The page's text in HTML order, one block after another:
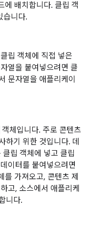
에 배치합니다. 클립 객
습니다.
립 객체에 직접 넣은
열을 붙여넣으려면 클
문자열을 애플리케이
객체입니다. 주로 콘텐츠
하기 위한 것입니다. 데
클립 객체에 넣고 클립
이터를 붙여넣으려면
를 가져오고, 콘텐츠 제
고, 소스에서 애플리케
니다.